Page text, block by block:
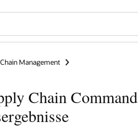
Management
Chain Command